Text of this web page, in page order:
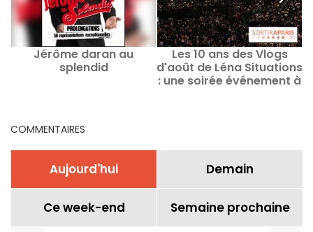
Jérôme daran au
splendid
Les 10 ans des Vlogs
d'août de Léna Situations
: une soirée événement à
COMMENTAIRES
Aujourd'hui Demain
Ce week-end Semaine prochaine